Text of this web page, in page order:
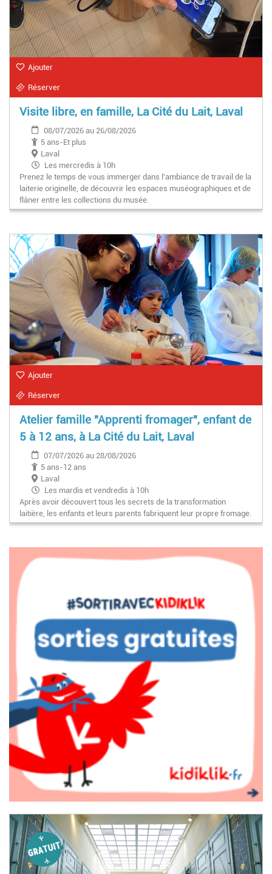
Ajouter
Réserver
Visite libre, en famille, La Cité du Lait, Laval
08/07/2026 au 26/08/2026
5 ans-Et plus
Laval
Les mercredis à 10h
Prenez le temps de vous immerger dans l’ambiance de travail de la
laiterie originelle, de découvrir les espaces muséographiques et de
flâner entre les collections du musée.
Ajouter
Réserver
Atelier famille "Apprenti fromager", enfant de
5 à 12 ans, à La Cité du Lait, Laval
07/07/2026 au 28/08/2026
5 ans-12 ans
Laval
Les mardis et vendredis à 10h
Après avoir découvert tous les secrets de la transformation
laitière, les enfants et leurs parents fabriquent leur propre fromage.